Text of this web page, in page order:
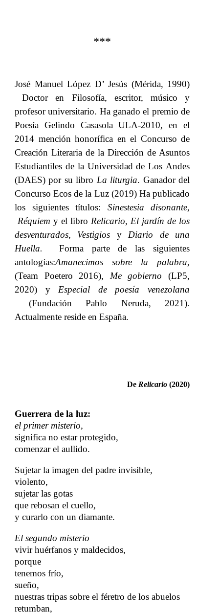
***
José Manuel López D’ Jesús (Mérida, 1990)
Doctor en Filosofía, escritor, músico y
profesor universitario. Ha ganado el premio de
Poesía Gelindo Casasola ULA-2010, en el
2014 mención honorífica en el Concurso de
Creación Literaria de la Dirección de Asuntos
Estudiantiles de la Universidad de Los​​ Andes
(DAES) por su libro​​ La liturgia. Ganador del
Concurso Ecos de la Luz (2019) Ha publicado
los siguientes títulos:​​ Sinestesia disonante,​​
Réquiem ​​ y el libro​​ Relicario,​​ El jardín de los
desventurados,​​ Vestigios​​ y​​ Diario de una
Huella. ​​ Forma parte de las siguientes
antologías:Amanecimos sobre la palabra,
(Team Poetero 2016),​​ Me gobierno​​(LP5,
2020) y​​ Especial de poesía venezolana​​
(Fundación Pablo Neruda, 2021).
Actualmente reside en España.
De​​ Relicario ​​ (2020)
Guerrera de la luz:
el primer misterio,
significa no estar protegido,
comenzar el aullido.
Sujetar la imagen del padre invisible,
violento,
sujetar las gotas
que rebosan el cuello,
y curarlo con un diamante.
El segundo misterio
vivir huérfanos y maldecidos,
porque
tenemos frío,
sueño,
nuestras tripas sobre el féretro de los abuelos
retumban,